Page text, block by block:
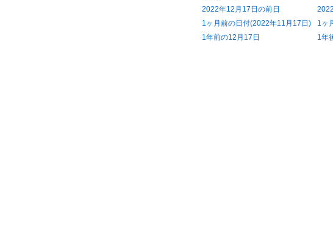
2022年12月17日の前日
1ヶ月前の日付(2022年11月17日)
1ヶ
1年前の12月17日
1年